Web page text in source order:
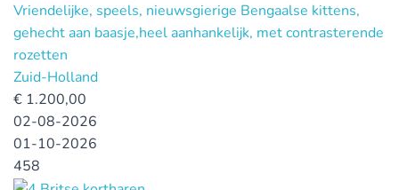
Vriendelijke, speels, nieuwsgierige Bengaalse kittens,
gehecht aan baasje,heel aanhankelijk, met contrasterende
rozetten
Zuid-Holland
€ 1.200,00
02-08-2026
01-10-2026
458